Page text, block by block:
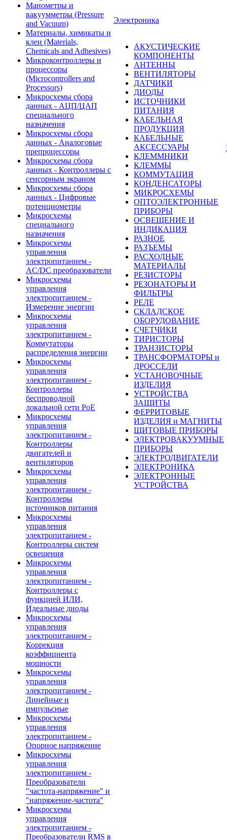
Манометры и
вакуумметры (Pressure
and Vacuum)
Материалы, химикаты и
клеи (Materials,
Chemicals and Adhesives)
Микроконтроллеры и
процессоры
(Microcontrollers and
Processors)
Микросхемы сбора
данных - АЦП/ЦАП
специального
назначения
Микросхемы сбора
данных - Аналоговые
препроцессоры
Микросхемы сбора
данных - Контроллеры с
сенсорным экраном
Микросхемы сбора
данных - Цифровые
потенциометры
Микросхемы
специального
назначения
Микросхемы
управления
электропитанием -
AC/DC преобразователи
Микросхемы
управления
электропитанием -
Измерение энергии
Микросхемы
управления
электропитанием -
Коммутаторы
распределения энергии
Микросхемы
управления
электропитанием -
Контроллеры
беспроводной
локальной сети PoE
Микросхемы
управления
электропитанием -
Контроллеры
двигателей и
вентиляторов
Микросхемы
управления
электропитанием -
Контроллеры
источников питания
Микросхемы
управления
электропитанием -
Контроллеры систем
освещения
Микросхемы
управления
электропитанием -
Контроллеры с
функцией ИЛИ,
Идеальные диоды
Микросхемы
управления
электропитанием -
Коррекция
коэффициента
мощности
Микросхемы
управления
электропитанием -
Линейные и
импульсные
Микросхемы
управления
электропитанием -
Опорное напряжение
Микросхемы
управления
электропитанием -
Преобразователи
"частота-напряжение" и
"напряжение-частота"
Микросхемы
управления
электропитанием -
Преобразователи RMS в
Электроника
АКУСТИЧЕСКИЕ
КОМПОНЕНТЫ
АНТЕННЫ
ВЕНТИЛЯТОРЫ
ДАТЧИКИ
ДИОДЫ
ИСТОЧНИКИ
ПИТАНИЯ
КАБЕЛЬНАЯ
ПРОДУКЦИЯ
КАБЕЛЬНЫЕ
АКСЕССУАРЫ
КЛЕММНИКИ
КЛЕММЫ
КОММУТАЦИЯ
КОНДЕНСАТОРЫ
МИКРОСХЕМЫ
ОПТОЭЛЕКТРОННЫЕ
ПРИБОРЫ
ОСВЕЩЕНИЕ И
ИНДИКАЦИЯ
РАЗНОЕ
РАЗЪЕМЫ
РАСХОДНЫЕ
МАТЕРИАЛЫ
РЕЗИСТОРЫ
РЕЗОНАТОРЫ И
ФИЛЬТРЫ
РЕЛЕ
СКЛАДСКОЕ
ОБОРУДОВАНИЕ
СЧЕТЧИКИ
ТИРИСТОРЫ
ТРАНЗИСТОРЫ
ТРАНСФОРМАТОРЫ и
ДРОССЕЛИ
УСТАНОВОЧНЫЕ
ИЗДЕЛИЯ
УСТРОЙСТВА
ЗАЩИТЫ
ФЕРРИТОВЫЕ
ИЗДЕЛИЯ и МАГНИТЫ
ЩИТОВЫЕ ПРИБОРЫ
ЭЛЕКТРОВАКУУМНЫЕ
ПРИБОРЫ
ЭЛЕКТРОДВИГАТЕЛИ
ЭЛЕКТРОНИКА
ЭЛЕКТРОННЫЕ
УСТРОЙСТВА